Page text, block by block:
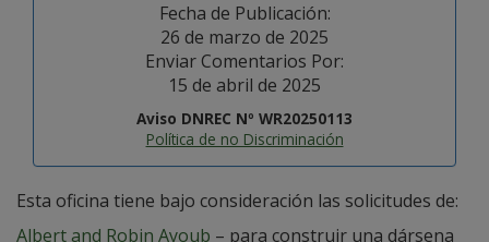
Fecha de Publicación:
26 de marzo de 2025
Enviar Comentarios Por:
15 de abril de 2025
Aviso DNREC Nº WR20250113
Política de no Discriminación
Esta oficina tiene bajo consideración las solicitudes de:
Albert and Robin Ayoub – para construir una dársena